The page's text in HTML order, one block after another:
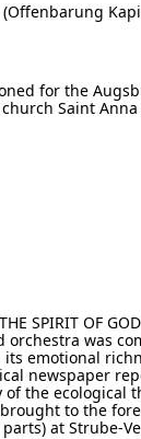
for the
Saint
SPIRIT OF
was
emotional
newspaper
the ecological
to the
at Strube-